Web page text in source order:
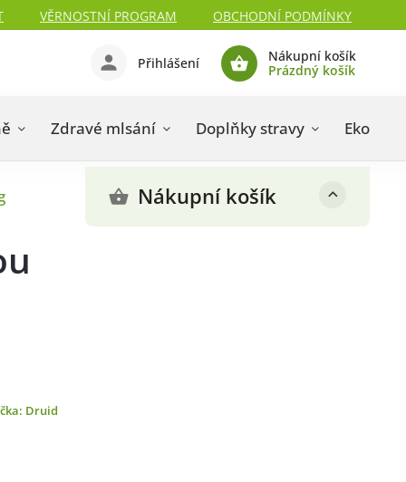
VĚRNOSTNÍ PROGRAM OBCHODNÍ PODMÍNKY
Nákupní košík
Prázdný košík
Přihlášení
Zdravé mlsání Doplňky stravy Eko
Nákupní košík
Druid